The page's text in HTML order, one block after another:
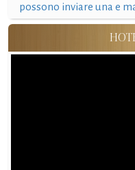
possono inviare una e